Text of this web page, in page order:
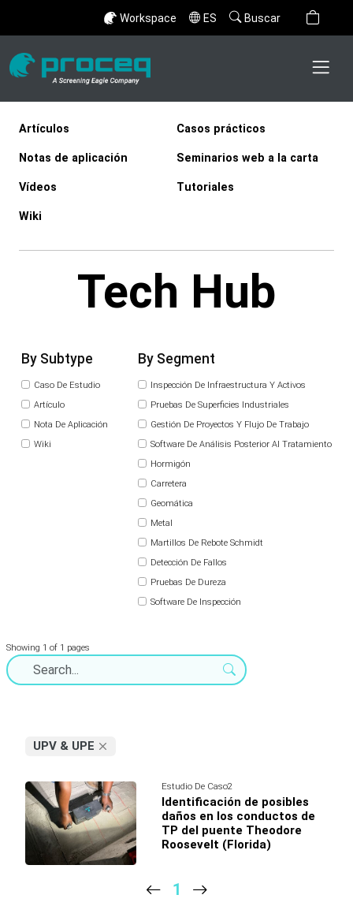
Workspace ES Buscar
Artículos Casos prácticos
Notas de aplicación Seminarios web a la carta
Vídeos Tutoriales
Wiki
Tech Hub
By Subtype
Caso De Estudio
Artículo
Nota De Aplicación
Wiki
By Segment
Inspección De Infraestructura Y Activos
Pruebas De Superficies Industriales
Gestión De Proyectos Y Flujo De Trabajo
Software De Análisis Posterior Al Tratamiento
Hormigón
Carretera
Geomática
Metal
Martillos De Rebote Schmidt
Detección De Fallos
Pruebas De Dureza
Software De Inspección
Showing 1 of 1 pages
UPV & UPE
Estudio De Caso2
Identificación de posibles
daños en los conductos de
TP del puente Theodore
Roosevelt (Florida)
1